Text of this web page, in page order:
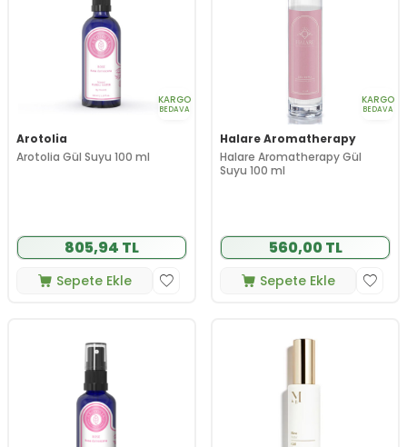
KARGO
BEDAVA
Arotolia
Arotolia Gül Suyu 100 ml
805,94 TL
Sepete Ekle
KARGO
BEDAVA
Halare Aromatherapy
Halare Aromatherapy Gül
Suyu 100 ml
560,00 TL
Sepete Ekle